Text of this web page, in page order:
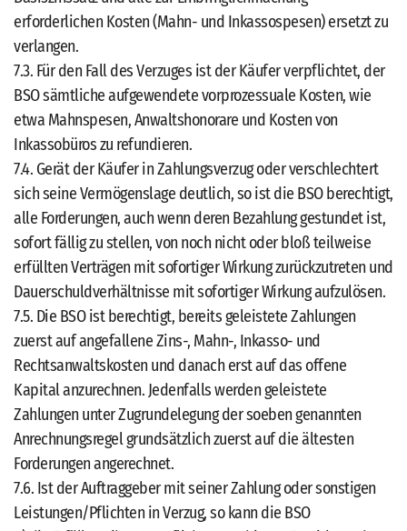
erforderlichen Kosten (Mahn- und Inkassospesen) ersetzt zu
verlangen.
7.3. Für den Fall des Verzuges ist der Käufer verpflichtet, der
BSO sämtliche aufgewendete vorprozessuale Kosten, wie
etwa Mahnspesen, Anwaltshonorare und Kosten von
Inkassobüros zu refundieren.
7.4. Gerät der Käufer in Zahlungsverzug oder verschlechtert
sich seine Vermögenslage deutlich, so ist die BSO berechtigt,
alle Forderungen, auch wenn deren Bezahlung gestundet ist,
sofort fällig zu stellen, von noch nicht oder bloß teilweise
erfüllten Verträgen mit sofortiger Wirkung zurückzutreten und
Dauerschuldverhältnisse mit sofortiger Wirkung aufzulösen.
7.5. Die BSO ist berechtigt, bereits geleistete Zahlungen
zuerst auf angefallene Zins-, Mahn-, Inkasso- und
Rechtsanwaltskosten und danach erst auf das offene
Kapital anzurechnen. Jedenfalls werden geleistete
Zahlungen unter Zugrundelegung der soeben genannten
Anrechnungsregel grundsätzlich zuerst auf die ältesten
Forderungen angerechnet.
7.6. Ist der Auftraggeber mit seiner Zahlung oder sonstigen
Leistungen/Pflichten in Verzug, so kann die BSO